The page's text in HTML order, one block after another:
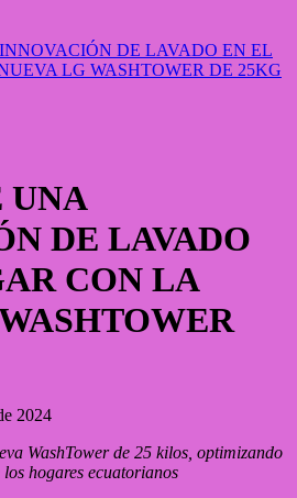
DE LAVADO EN EL
LG WASHTOWER DE 25KG
UNA
DE LAVADO
CON LA
2024
WashTower de 25 kilos, optimizando
hogares ecuatorianos